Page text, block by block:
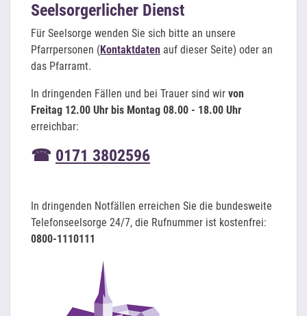
Seelsorgerlicher Dienst
Für Seelsorge wenden Sie sich bitte an unsere
Pfarrpersonen (Kontaktdaten auf dieser Seite) oder an
das Pfarramt.
In dringenden Fällen und bei Trauer sind wir von
Freitag 12.00 Uhr bis Montag 08.00 - 18.00 Uhr
erreichbar:
☎ 0171 3802596
In dringenden Notfällen erreichen Sie die bundesweite
Telefonseelsorge 24/7, die Rufnummer ist kostenfrei:
0800-1110111